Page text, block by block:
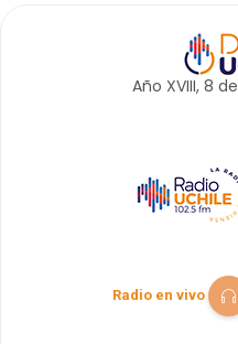
Año XVIII, 8 de
Radio en vivo